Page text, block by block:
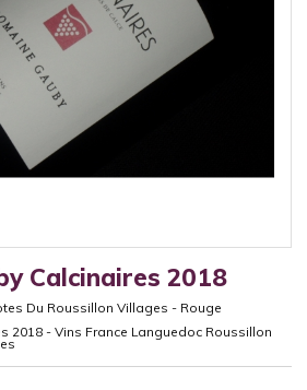
Calcinaires 2018
Du Roussillon Villages - Rouge
2018 - Vins France Languedoc Roussillon